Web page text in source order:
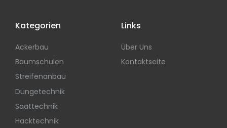
Kategorien
Ackerbau
Baumschulen
Streifenanbau
Düngetechnik
Saattechnik
Hacktechnik
Links
Über Uns
Kontaktseite